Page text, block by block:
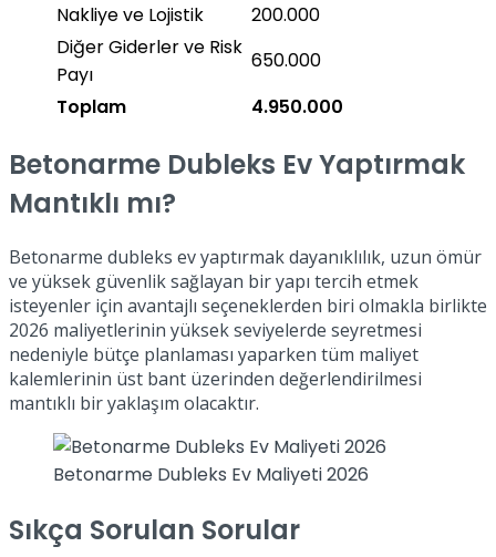
Nakliye ve Lojistik
200.000
Diğer Giderler ve Risk
Payı
650.000
Toplam
4.950.000
Betonarme Dubleks Ev Yaptırmak
Mantıklı mı?
Betonarme dubleks ev yaptırmak dayanıklılık, uzun ömür
ve yüksek güvenlik sağlayan bir yapı tercih etmek
isteyenler için avantajlı seçeneklerden biri olmakla birlikte
2026 maliyetlerinin yüksek seviyelerde seyretmesi
nedeniyle bütçe planlaması yaparken tüm maliyet
kalemlerinin üst bant üzerinden değerlendirilmesi
mantıklı bir yaklaşım olacaktır.
Betonarme Dubleks Ev Maliyeti 2026
Sıkça Sorulan Sorular